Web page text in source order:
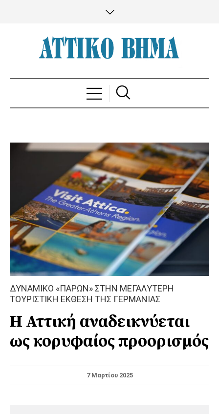
ΔΥΝΑΜΙΚΟ «ΠΑΡΩΝ» ΣΤΗΝ ΜΕΓΑΛΥΤΕΡΗ
ΤΟΥΡΙΣΤΙΚΗ ΕΚΘΕΣΗ ΤΗΣ ΓΕΡΜΑΝΙΑΣ
Η Αττική αναδεικνύεται
ως κορυφαίος προορισμός
7 Μαρτίου 2025